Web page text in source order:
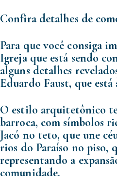
Confira detalhes de
Para que você consiga
Igreja que está sendo
alguns detalhes
Eduardo Faust, que
O estilo arquitetônico
barroca, com símbolos
Jacó no teto, que une
rios do Paraíso no piso,
representando a
comunidade.